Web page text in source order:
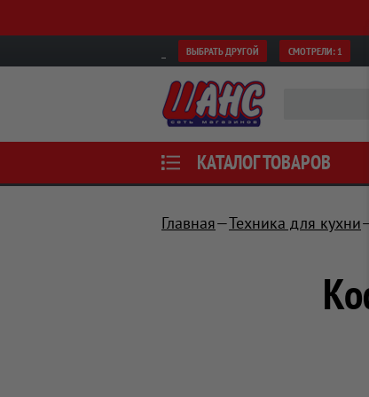
ВЫБРАТЬ ДРУГОЙ СМОТРЕЛИ: 1
КАТАЛОГ ТОВАРОВ
Главная Техника для кухни